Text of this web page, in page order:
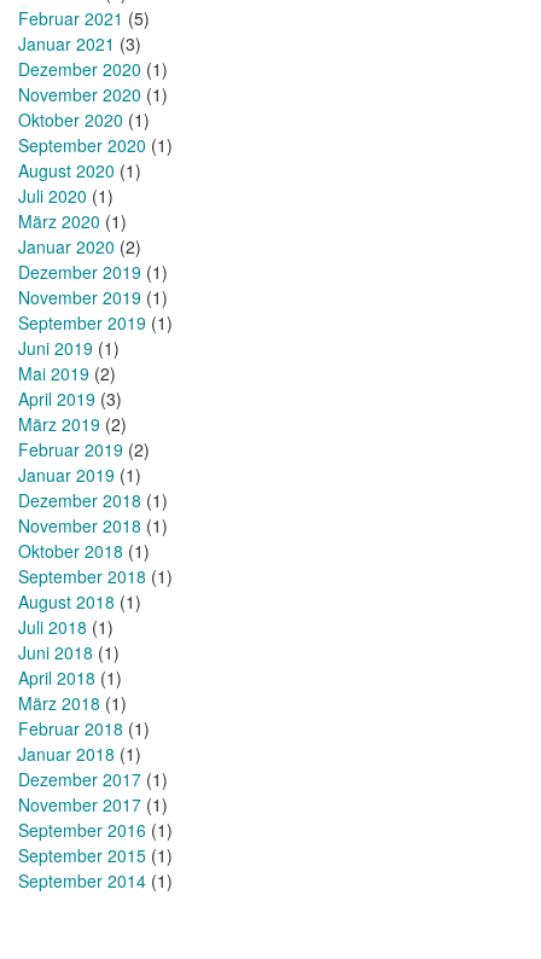
Februar 2021 (5)
Januar 2021 (3)
Dezember 2020 (1)
November 2020 (1)
Oktober 2020 (1)
September 2020 (1)
August 2020 (1)
Juli 2020 (1)
März 2020 (1)
Januar 2020 (2)
Dezember 2019 (1)
November 2019 (1)
September 2019 (1)
Juni 2019 (1)
Mai 2019 (2)
April 2019 (3)
März 2019 (2)
Februar 2019 (2)
Januar 2019 (1)
Dezember 2018 (1)
November 2018 (1)
Oktober 2018 (1)
September 2018 (1)
August 2018 (1)
Juli 2018 (1)
Juni 2018 (1)
April 2018 (1)
März 2018 (1)
Februar 2018 (1)
Januar 2018 (1)
Dezember 2017 (1)
November 2017 (1)
September 2016 (1)
September 2015 (1)
September 2014 (1)